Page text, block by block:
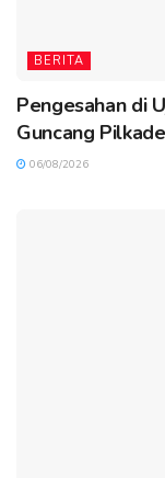
BERITA
Pengesahan di
Guncang
06/08/2026